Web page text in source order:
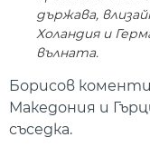
държава,
Холандия и
вълната.
Борисов
Македония и
съседка.